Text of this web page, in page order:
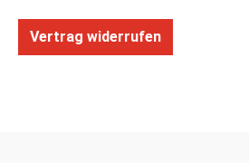
Vertrag widerrufen